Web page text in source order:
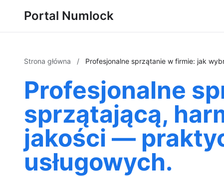
Portal Numlock
Strona główna / Profesjonalne sprzątanie w firmie: jak
Profesjonalne
sprzątającą,
jakości —
usługowych.